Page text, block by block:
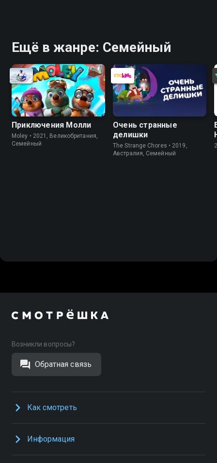
Ещё в жанре: Cемейный
Приключения Молли
Moley • 2021, Великобритания,
Cемейный
Очень странные
делишки
The Strange Chores • 2019,
Австралия, Cемейный
Возникли вопросы?
Обратная связь
Как смотреть
Информация